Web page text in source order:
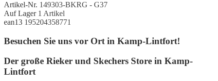
Artikel-Nr. 149303-BKRG - G37
Auf Lager 1 Artikel
ean13 195204358771
Besuchen Sie uns vor Ort in Kamp-Lintfort!
Der große Rieker und Skechers Store in Kamp-
Lintfort